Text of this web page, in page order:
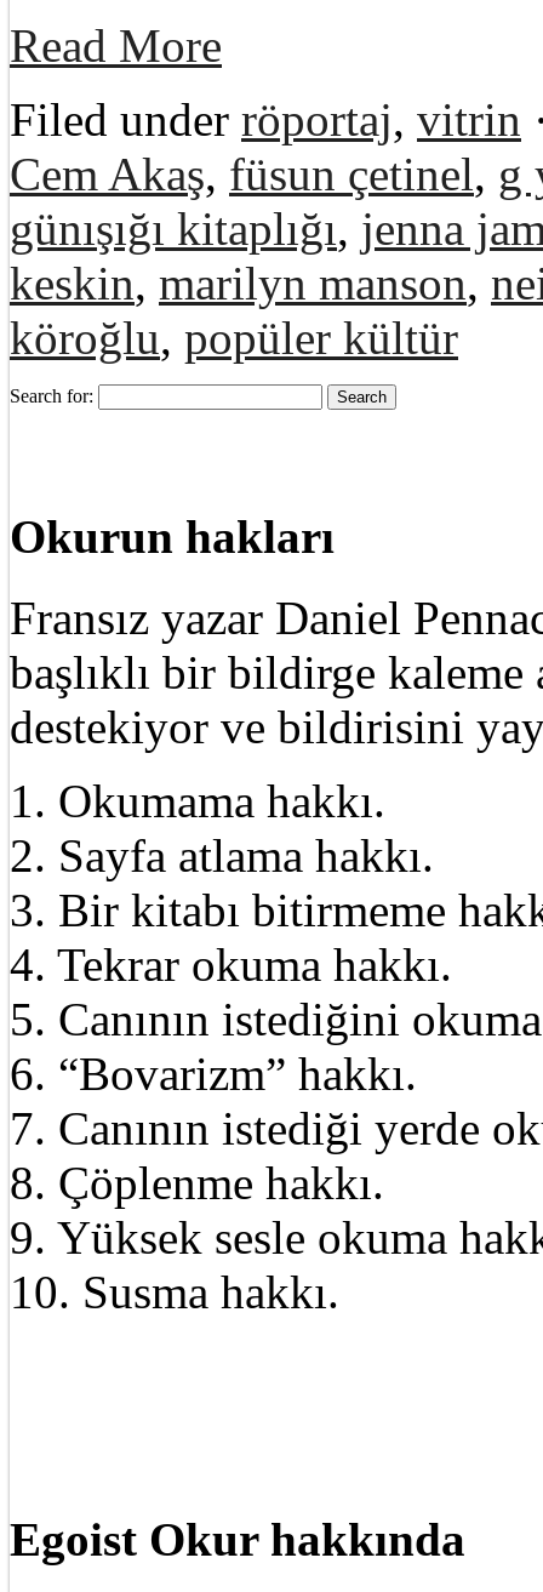
Read More
Filed under röportaj, vitrin
Cem Akaş, füsun çetinel, g
günışığı kitaplığı, jenna
keskin, marilyn manson,
köroğlu, popüler kültür
Search for:
Okurun hakları
Fransız yazar Daniel
başlıklı bir bildirge kaleme
destekiyor ve bildirisini
1. Okumama hakkı.
2. Sayfa atlama hakkı.
3. Bir kitabı bitirmeme
4. Tekrar okuma hakkı.
5. Canının istediğini
6. “Bovarizm” hakkı.
7. Canının istediği yerde
8. Çöplenme hakkı.
9. Yüksek sesle okuma
10. Susma hakkı.
Egoist Okur hakkında